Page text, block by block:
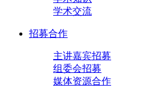
学术交流
招募合作
主讲嘉宾招募
组委会招募
媒体资源合作